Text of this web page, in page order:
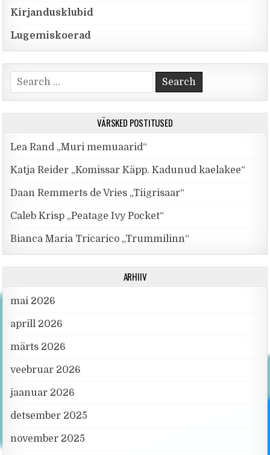
Kirjandusklubid
Lugemiskoerad
Search for:
VÄRSKED POSTITUSED
Lea Rand „Muri memuaarid“
Katja Reider „Komissar Käpp. Kadunud kaelakee“
Daan Remmerts de Vries „Tiigrisaar“
Caleb Krisp „Peatage Ivy Pocket“
Bianca Maria Tricarico „Trummilinn“
ARHIIV
mai 2026
aprill 2026
märts 2026
veebruar 2026
jaanuar 2026
detsember 2025
november 2025